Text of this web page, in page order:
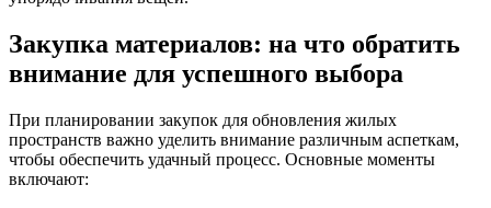
Закупка материалов: на что обратить
внимание для успешного выбора
При планировании закупок для обновления жилых
пространств важно уделить внимание различным аспеткам,
чтобы обеспечить удачный процесс. Основные моменты
включают: